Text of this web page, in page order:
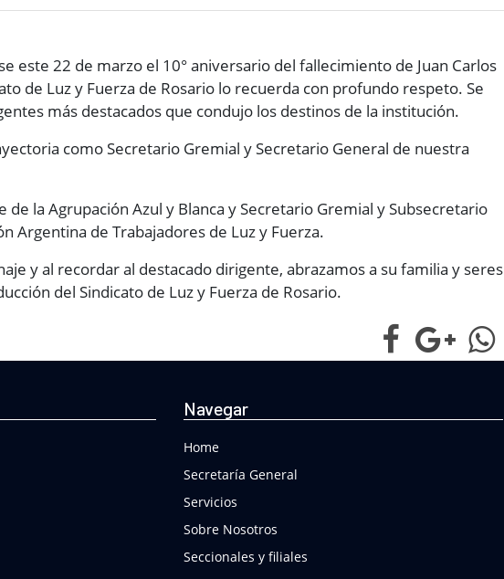
este 22 de marzo el 10° aniversario del fallecimiento de Juan Carlos
de Luz y Fuerza de Rosario lo recuerda con profundo respeto. Se
más destacados que condujo los destinos de la institución.
como Secretario Gremial y Secretario General de nuestra
la Agrupación Azul y Blanca y Secretario Gremial y Subsecretario
Argentina de Trabajadores de Luz y Fuerza.
y al recordar al destacado dirigente, abrazamos a su familia y seres
del Sindicato de Luz y Fuerza de Rosario.
Navegar
Home
Secretaría General
Servicios
Sobre Nosotros
Seccionales y filiales